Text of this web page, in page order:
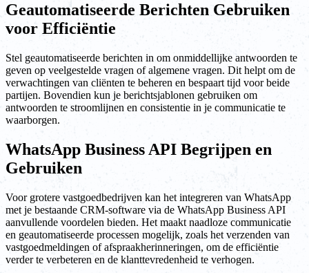
Geautomatiseerde Berichten Gebruiken
voor Efficiëntie
Stel geautomatiseerde berichten in om onmiddellijke antwoorden te
geven op veelgestelde vragen of algemene vragen. Dit helpt om de
verwachtingen van cliënten te beheren en bespaart tijd voor beide
partijen. Bovendien kun je berichtsjablonen gebruiken om
antwoorden te stroomlijnen en consistentie in je communicatie te
waarborgen.
WhatsApp Business API Begrijpen en
Gebruiken
Voor grotere vastgoedbedrijven kan het integreren van WhatsApp
met je bestaande CRM-software via de WhatsApp Business API
aanvullende voordelen bieden. Het maakt naadloze communicatie
en geautomatiseerde processen mogelijk, zoals het verzenden van
vastgoedmeldingen of afspraakherinneringen, om de efficiëntie
verder te verbeteren en de klanttevredenheid te verhogen.